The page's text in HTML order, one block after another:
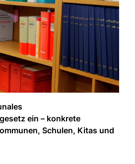
ein – konkrete
Schulen, Kitas und